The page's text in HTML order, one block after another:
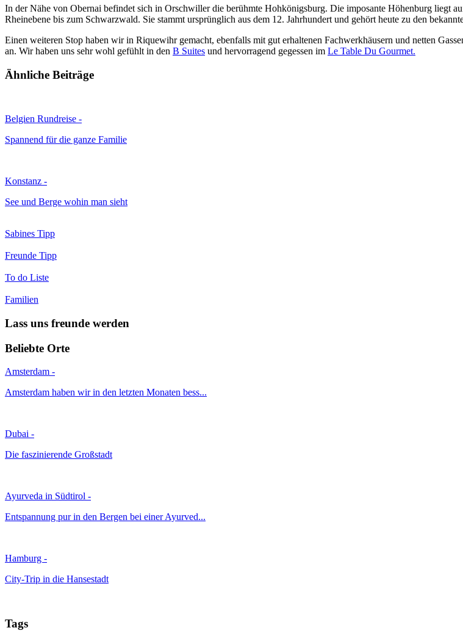
In der Nähe von Obernai befindet sich in Orschwillerdie berühmte Hohkönigsburg. Die imposante Höhenburg liegt
Rheinebene bis zum Schwarzwald. Sie stammt ursprünglich aus dem 12. Jahrhundert und gehört heute zu den
Einen weiteren Stop haben wir in Riquewihr gemacht, ebenfalls mit gut erhaltenen Fachwerkhäusern und netten
an. Wir haben uns sehr wohl gefühlt in den B Suites und hervorragend gegessen im Le Table Du Gourmet.
Ähnliche Beiträge
Belgien Rundreise -
Spannend für die ganze Familie
Konstanz -
See und Berge wohin man sieht
Sabines Tipp
Freunde Tipp
To do Liste
Familien
Lass uns freunde werden
Beliebte Orte
Amsterdam -
Amsterdam haben wir in den letzten Monaten bess...
Dubai -
Die faszinierende Großstadt
Ayurveda in Südtirol -
Entspannung pur in den Bergen bei einer Ayurved...
Hamburg -
City-Trip in die Hansestadt
Tags